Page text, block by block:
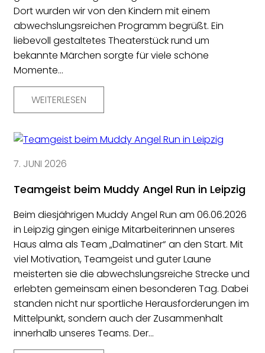
Dort wurden wir von den Kindern mit einem
abwechslungsreichen Programm begrüßt. Ein
liebevoll gestaltetes Theaterstück rund um
bekannte Märchen sorgte für viele schöne
Momente…
WEITERLESEN
7. JUNI 2026
Teamgeist beim Muddy Angel Run in Leipzig
Beim diesjährigen Muddy Angel Run am 06.06.2026
in Leipzig gingen einige Mitarbeiterinnen unseres
Haus alma als Team „Dalmatiner“ an den Start. Mit
viel Motivation, Teamgeist und guter Laune
meisterten sie die abwechslungsreiche Strecke und
erlebten gemeinsam einen besonderen Tag. Dabei
standen nicht nur sportliche Herausforderungen im
Mittelpunkt, sondern auch der Zusammenhalt
innerhalb unseres Teams. Der…